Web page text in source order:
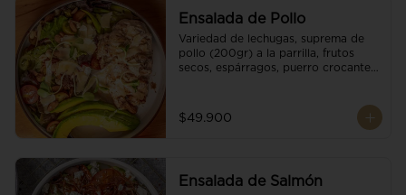
Ensalada de Pollo
Variedad de lechugas, suprema de
pollo (200gr) a la parrilla, frutos
secos, espárragos, puerro crocante,
balsámico.
$49.900
Ensalada de Salmón